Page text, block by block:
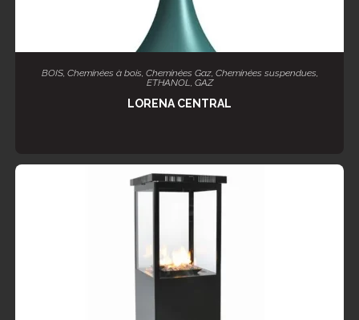
LIRE LA SUITE
BOIS, Cheminées à bois, Cheminées Gaz, Cheminées suspendues,
ETHANOL, GAZ
LORENA CENTRAL